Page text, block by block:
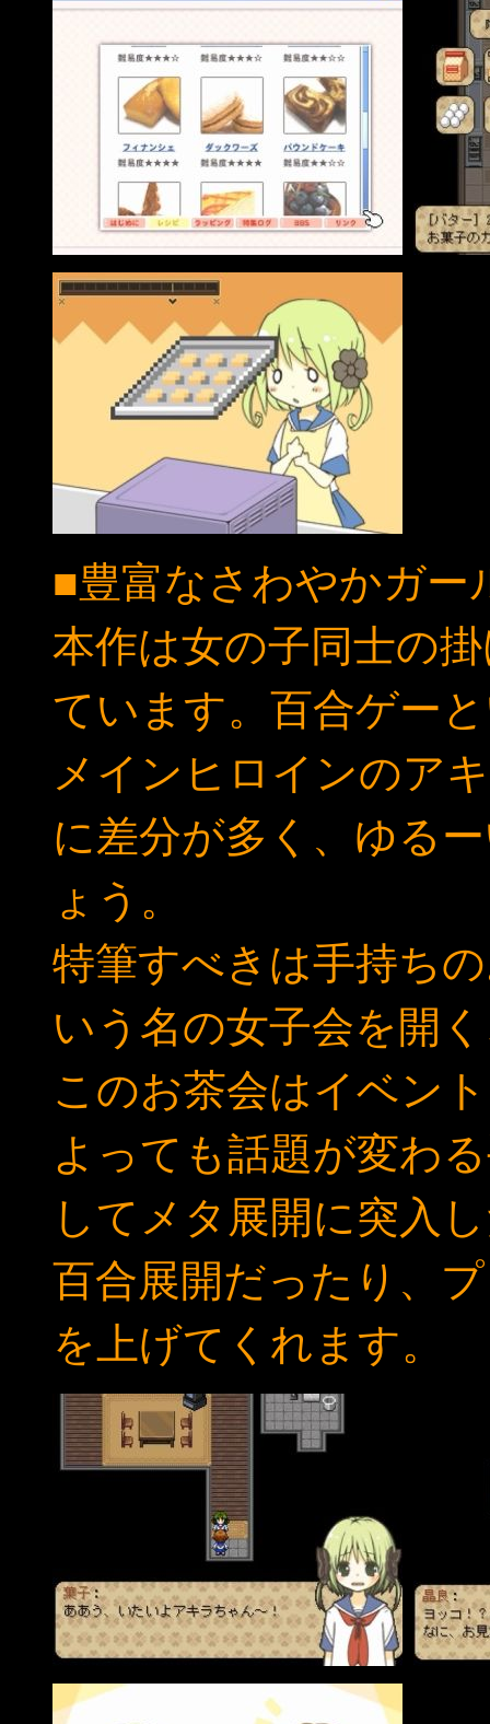
■豊富なさわやかガー
本作は女の子同士の
ています。百合ゲー
メインヒロインのア
に差分が多く、ゆる
ょう。
特筆すべきは手持ち
いう名の女子会を開
このお茶会はイベン
よっても話題が変わ
してメタ展開に突入
百合展開だったり、
を上げてくれます。